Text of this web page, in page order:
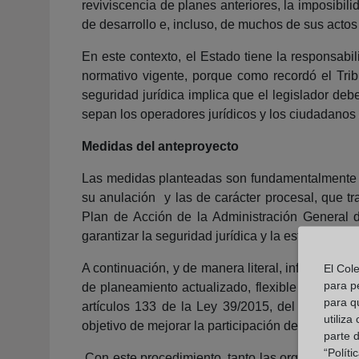
reviviscencia de planes anteriores, la
de desarrollo e, incluso, de muchos de sus
En este contexto, el Estado tiene la
normativo vigente, porque como recordó el
seguridad jurídica implica que el legislador
sepan los operadores jurídicos y los
Medidas del anteproyecto
Las medidas planteadas son
su anulación y las de carácter procesal, que
Plan de Acción de la Administración
garantizar la seguridad jurídica y la estabilidad
A continuación, y de manera literal, informa
de planeamiento actualizado, flexible y
artículos 133 de la Ley 39/2015, del
objetivo de mejorar la participación de los
El
para
para
utiliza
parte